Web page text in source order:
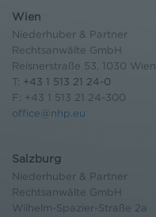
Wien
Niederhuber & Partner
Rechtsanwälte GmbH
Reisnerstraße 53, 1030 Wien
T: +43 1 513 21 24-0
F: +43 1 513 21 24-300
office@nhp.eu
Salzburg
Niederhuber & Partner
Rechtsanwälte GmbH
Wilhelm-Spazier-Straße 2a